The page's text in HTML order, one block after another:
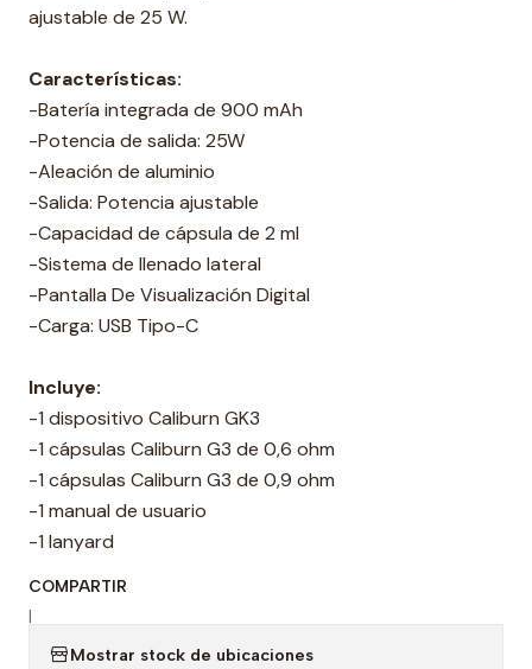
ajustable de 25 W.
Características:
-Batería integrada de 900 mAh
-Potencia de salida: 25W
-Aleación de aluminio
-Salida: Potencia ajustable
-Capacidad de cápsula de 2 ml
-Sistema de llenado lateral
-Pantalla De Visualización Digital
-Carga: USB Tipo-C
Incluye:
-1 dispositivo Caliburn GK3
-1 cápsulas Caliburn G3 de 0,6 ohm
-1 cápsulas Caliburn G3 de 0,9 ohm
-1 manual de usuario
-1 lanyard
COMPARTIR
|
Mostrar stock de ubicaciones